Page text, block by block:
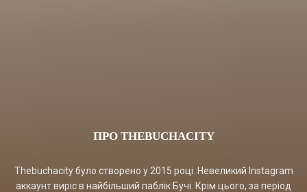
ПРО THEBUCHACITY
Thebuchacity було створено у 2015 році. Невеликий Instagram
аккаунт виріс в найбільший паблік Бучі. Крім цього, за період